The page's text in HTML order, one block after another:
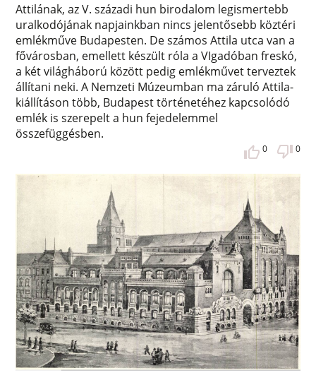
Attilának, az V. századi hun birodalom legismertebb
uralkodójának napjainkban nincs jelentősebb köztéri
emlékműve Budapesten. De számos Attila utca van a
fővárosban, emellett készült róla a VIgadóban freskó,
a két világháború között pedig emlékművet terveztek
állítani neki. A Nemzeti Múzeumban ma záruló Attila-
kiállításon több, Budapest történetéhez kapcsolódó
emlék is szerepelt a hun fejedelemmel
összefüggésben.
0 0